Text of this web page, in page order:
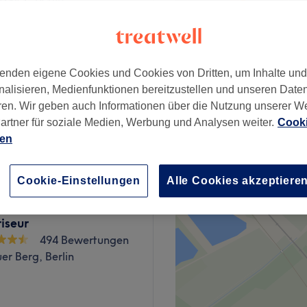
ab 95 €
ab 95 €
494 Bewertungen
Berg, Berlin
eigene Cookies und Cookies von Dritten, um Inhalte
Medienfunktionen bereitzustellen und unseren
Wir geben auch Informationen über die Nutzung unserer
für soziale Medien, Werbung und Analysen weiter.
Cookie-Einstellungen Alle Cookies akzeptieren